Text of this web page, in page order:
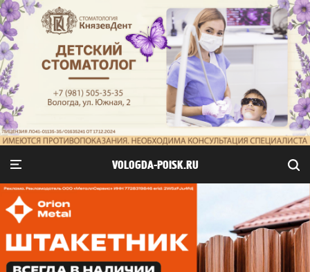
VOLOGDA-POISK.RU